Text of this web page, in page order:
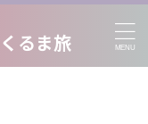
るま旅